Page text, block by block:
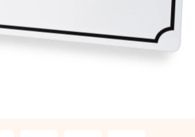
in wenigen Schritten – mit
Foto oder einer Nachricht von
nur pure Liebe für den perfekten